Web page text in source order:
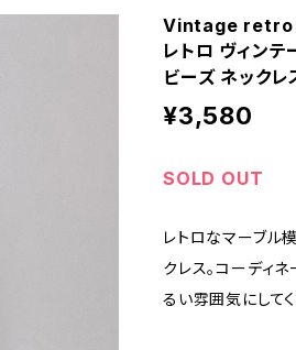
Vintage
レトロ ヴィンテ
ビーズ ネックレ
¥3,580
SOLD OUT
レトロなマーブル
クレス。コーディ
るい雰囲気にしてく